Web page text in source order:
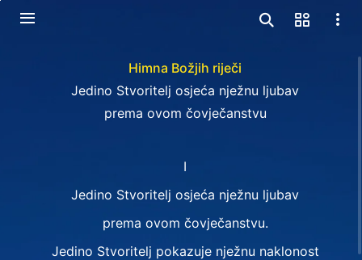
Himna Božjih riječi
Jedino Stvoritelj osjeća nježnu ljubav
prema ovom čovječanstvu
I
Jedino Stvoritelj osjeća nježnu ljubav
prema ovom čovječanstvu.
Jedino Stvoritelj pokazuje nježnu naklonost